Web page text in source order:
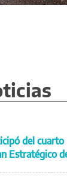
del cuarto
Estratégico